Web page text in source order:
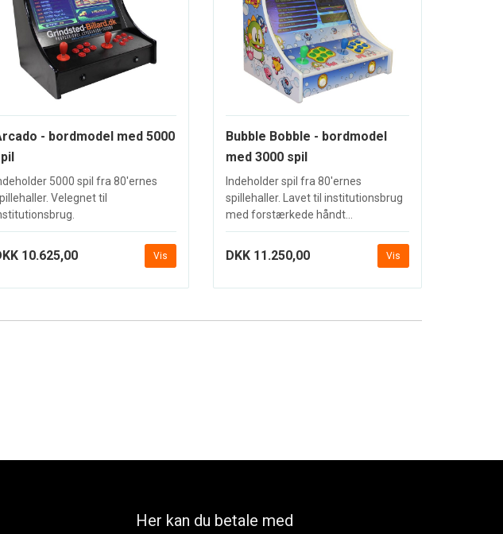
- bordmodel med 5000
5000 spil fra 80'ernes
Velegnet til
10.625,00 Vis
Bubble Bobble - bordmodel
med 3000 spil
Indeholder spil fra 80'ernes
spillehaller. Lavet til institutionsbrug
med forstærkede håndt...
DKK 11.250,00 Vis
Her kan du betale med